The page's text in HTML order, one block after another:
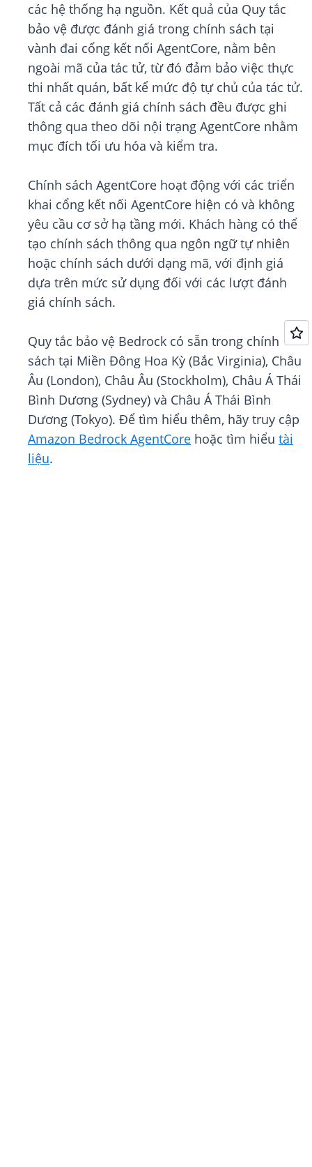
các hệ thống hạ nguồn. Kết quả của Quy tắc
bảo vệ được đánh giá trong chính sách tại
vành đai cổng kết nối AgentCore, nằm bên
ngoài mã của tác tử, từ đó đảm bảo việc thực
thi nhất quán, bất kể mức độ tự chủ của tác tử.
Tất cả các đánh giá chính sách đều được ghi
thông qua theo dõi nội trạng AgentCore nhằm
mục đích tối ưu hóa và kiểm tra.
Chính sách AgentCore hoạt động với các triển
khai cổng kết nối AgentCore hiện có và không
yêu cầu cơ sở hạ tầng mới. Khách hàng có thể
tạo chính sách thông qua ngôn ngữ tự nhiên
hoặc chính sách dưới dạng mã, với định giá
dựa trên mức sử dụng đối với các lượt đánh
giá chính sách.
Quy tắc bảo vệ Bedrock có sẵn trong chính
sách tại Miền Đông Hoa Kỳ (Bắc Virginia), Châu
Âu (London), Châu Âu (Stockholm), Châu Á Thái
Bình Dương (Sydney) và Châu Á Thái Bình
Dương (Tokyo). Để tìm hiểu thêm, hãy truy cập
Amazon Bedrock AgentCore hoặc tìm hiểu tài
liệu.